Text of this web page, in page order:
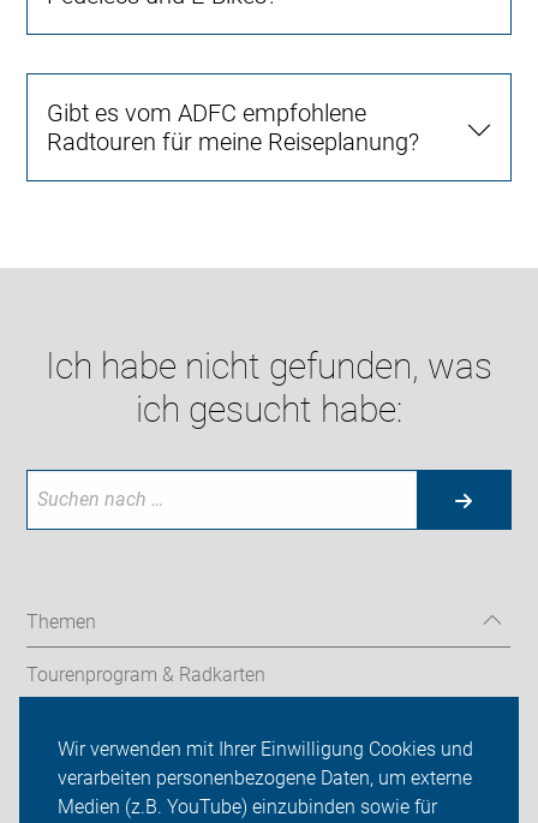
Wir verwenden mit Ihrer Einwilligung Cookies und
verarbeiten personenbezogene Daten, um externe
Medien (z.B. YouTube) einzubinden sowie für
Gibt es vom ADFC empfohlene
Radtouren für meine Reiseplanung?
Ich habe nicht gefunden, was
ich gesucht habe:
Themen
Tourenprogram & Radkarten
Aktion